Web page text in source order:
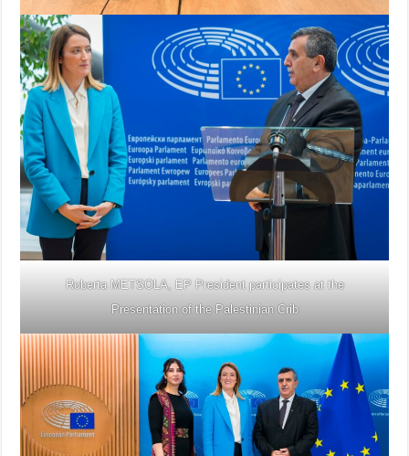
Roberta METSOLA, EP President participates at the
Presentation of the Palestinian Crib